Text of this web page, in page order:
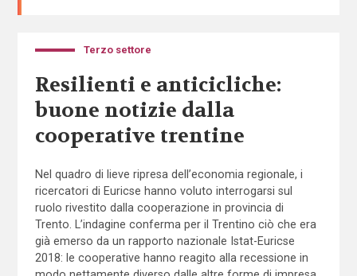
Terzo settore
Resilienti e anticicliche:
buone notizie dalla
cooperative trentine
Nel quadro di lieve ripresa dell’economia regionale, i
ricercatori di Euricse hanno voluto interrogarsi sul
ruolo rivestito dalla cooperazione in provincia di
Trento. L’indagine conferma per il Trentino ciò che era
già emerso da un rapporto nazionale Istat-Euricse
2018: le cooperative hanno reagito alla recessione in